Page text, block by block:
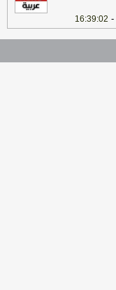
-
16:39:02